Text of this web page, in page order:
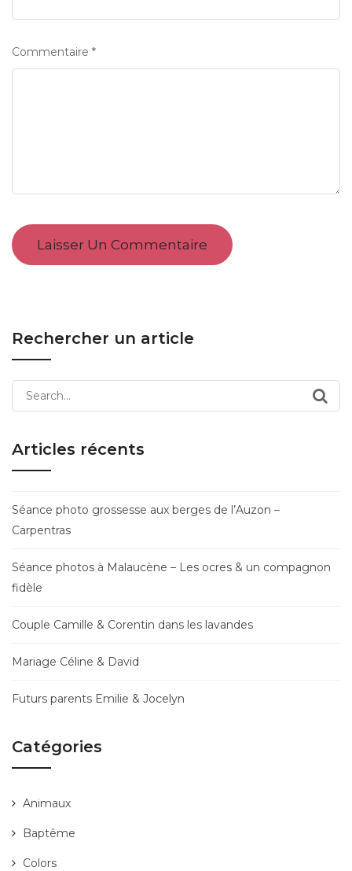
Commentaire *
Rechercher un article
Search
for:
Articles récents
Séance photo grossesse aux berges de l’Auzon –
Carpentras
Séance photos à Malaucène – Les ocres & un compagnon
fidèle
Couple Camille & Corentin dans les lavandes
Mariage Céline & David
Futurs parents Emilie & Jocelyn
Catégories
Animaux
Baptême
Colors